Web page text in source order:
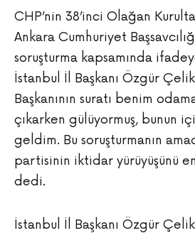
CHP’nin 38’inci Olağan
Ankara Cumhuriyet
soruşturma kapsamında
İstanbul İl Başkanı Özgür Çelik,
Başkanının suratı benim
çıkarken gülüyormuş, bunun
geldim. Bu soruşturmanın
partisinin iktidar yürüyüşünü
dedi.
İstanbul İl Başkanı Özgür